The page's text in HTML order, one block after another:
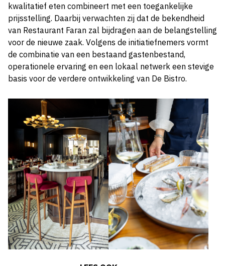
kwalitatief eten combineert met een toegankelijke
prijsstelling. Daarbij verwachten zij dat de bekendheid
van Restaurant Faran zal bijdragen aan de belangstelling
voor de nieuwe zaak. Volgens de initiatiefnemers vormt
de combinatie van een bestaand gastenbestand,
operationele ervaring en een lokaal netwerk een stevige
basis voor de verdere ontwikkeling van De Bistro.